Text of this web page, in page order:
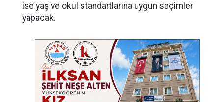
ise yaş ve okul standartlarına uygun seçimler
yapacak.